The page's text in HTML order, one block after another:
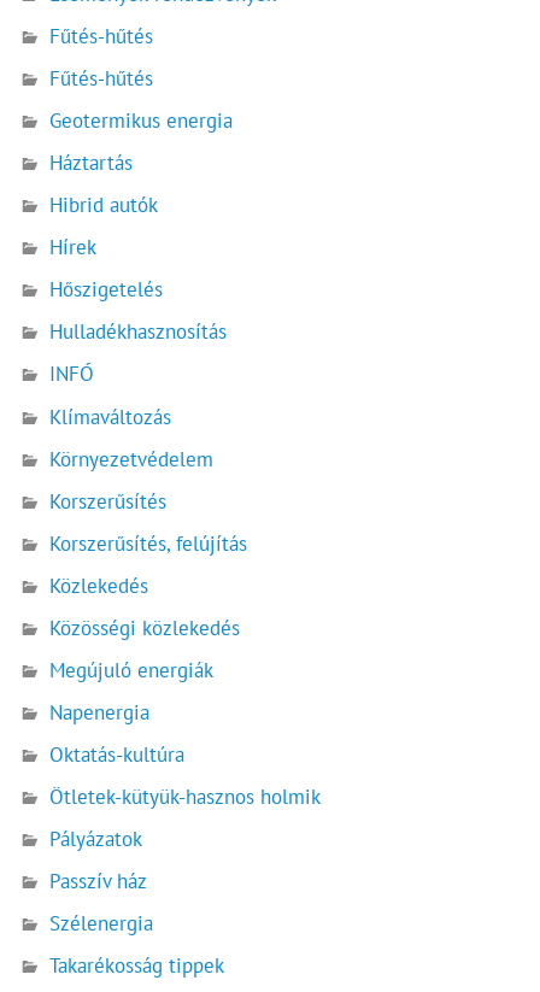
Fűtés-hűtés
Fűtés-hűtés
Geotermikus energia
Háztartás
Hibrid autók
Hírek
Hőszigetelés
Hulladékhasznosítás
INFÓ
Klímaváltozás
Környezetvédelem
Korszerűsítés
Korszerűsítés, felújítás
Közlekedés
Közösségi közlekedés
Megújuló energiák
Napenergia
Oktatás-kultúra
Ötletek-kütyük-hasznos holmik
Pályázatok
Passzív ház
Szélenergia
Takarékosság tippek